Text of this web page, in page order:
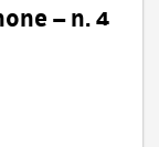
– n. 4